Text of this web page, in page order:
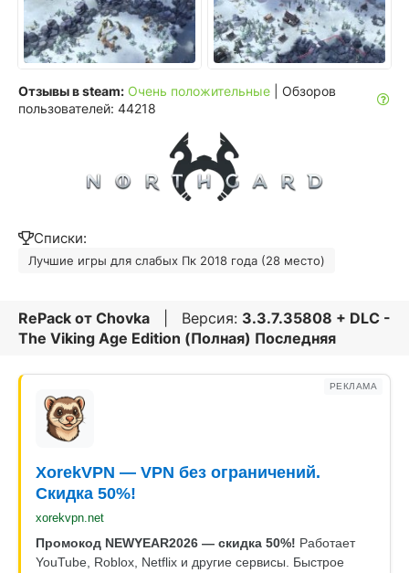
Отзывы в steam: Очень положительные
| Обзоров
пользователей: 44218
Списки:
Лучшие игры для слабых Пк 2018 года (28 место)
RePack от Chovka | Версия: 3.3.7.35808 + DLC -
The Viking Age Edition (Полная) Последняя
РЕКЛАМА
XorekVPN — VPN без ограничений.
Скидка 50%!
xorekvpn.net
Промокод NEWYEAR2026 — скидка 50%! Работает
YouTube, Roblox, Netflix и другие сервисы. Быстрое